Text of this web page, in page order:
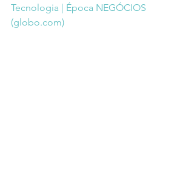
Tecnologia | Época NEGÓCIOS
(globo.com)